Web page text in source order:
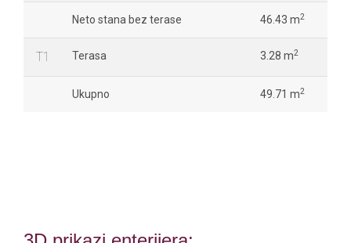
Neto stana bez terase 46.43 m2
T1 Terasa 3.28 m2
Ukupno 49.71 m2